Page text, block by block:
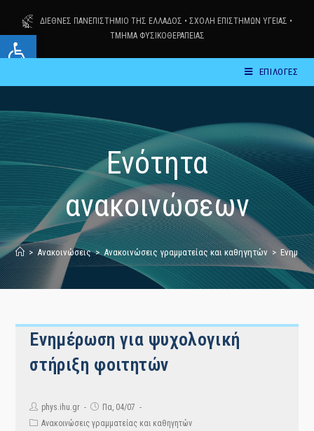
Ανοίξτε τη γραμμή εργαλείων
content
ΔΙΕΘΝΕΣ ΠΑΝΕΠΙΣΤΗΜΙΟ ΤΗΣ ΕΛΛΑΔΟΣ • ΣΧΟΛΗ ΕΠΙΣΤΗΜΩΝ ΥΓΕΙΑΣ •
ΤΜΗΜΑ ΦΥΣΙΚΟΘΕΡΑΠΕΙΑΣ
ΕΠΙΛΟΓΕΣ
Ενότητα
ανακοινώσεων
> Ανακοινώσεις > Ανακοινώσεις γραμματείας και καθηγητών >
Ενημέρωση για ψυχολογική
στήριξη φοιτητών
Post
author:
phys.ihu.gr
PostΠα, 04/07
PostΑνακοινώσεις γραμματείας και καθηγητών